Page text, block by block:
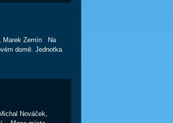
Marek Zemín Na
domě. Jednotka
Nováček,